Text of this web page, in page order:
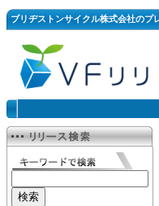
ブリヂストンサイクル株式会社のプ